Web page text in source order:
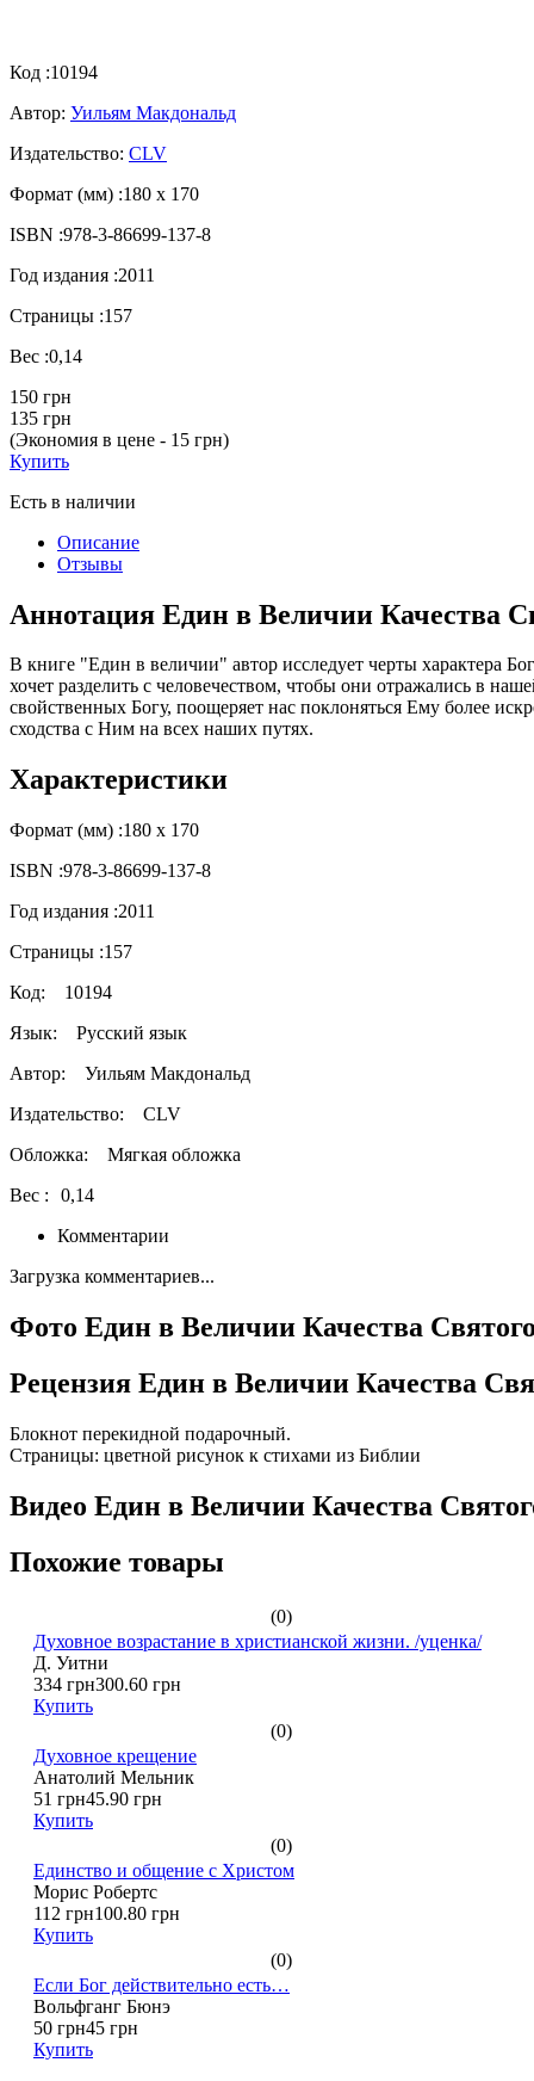
Код :10194
Автор: Уильям Макдональд
Издательство: CLV
Формат (мм) :180 х 170
ISBN :978-3-86699-137-8
Год издания :2011
Страницы :157
Вес :0,14
150 грн
135 грн
(Экономия в цене - 15 грн)
Купить
Есть в наличии
Описание
Отзывы
Аннотация Един в Величии Качества
В книге "Един в величии" автор исследует черты характера
хочет разделить с человечеством, чтобы они отражались в
свойственных Богу, поощеряет нас поклоняться Ему более
сходства с Ним на всех наших путях.
Характеристики
Формат (мм) :180 х 170
ISBN :978-3-86699-137-8
Год издания :2011
Страницы :157
Код: 10194
Язык: Русский язык
Автор:
Уильям Макдональд
Издательство:
CLV
Обложка: Мягкая обложка
Вес :
0,14
Комментарии
Загрузка комментариев...
Фото Един в Величии Качества
Рецензия Един в Величии Качества
Блокнот перекидной подарочный.
Страницы: цветной рисунок к стихами из Библии
Видео Един в Величии Качества
Похожие товары
(0)
Духовное возрастание в христианской жизни. /уценка/
Д. Уитни
334 грн300.60 грн
Купить
(0)
Духовное крещение
Анатолий Мельник
51 грн45.90 грн
Купить
(0)
Единство и общение с Христом
Морис Робертс
112 грн100.80 грн
Купить
(0)
Если Бог действительно есть…
Вольфганг Бюнэ
50 грн45 грн
Купить